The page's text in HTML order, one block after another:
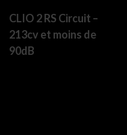
CLIO 2 RS Circuit –
213cv et moins de
90dB